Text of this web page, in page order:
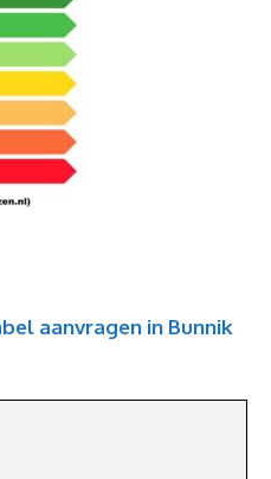
aanvragen in Bunnik